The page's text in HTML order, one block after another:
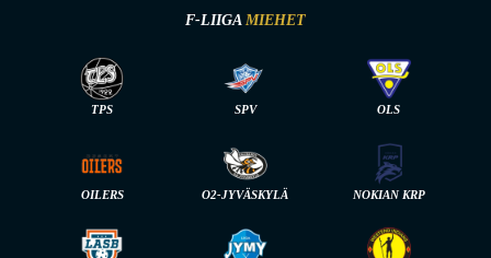
F-LIIGA MIEHET
TPS SPV OLS
OILERS O2-JYVÄSKYLÄ NOKIAN KRP